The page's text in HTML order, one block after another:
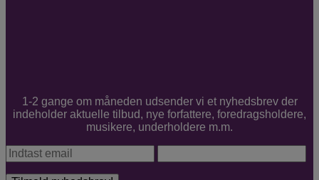
1-2 gange om måneden udsender vi et nyhedsbrev der
indeholder aktuelle tilbud, nye forfattere, foredragsholdere,
musikere, underholdere m.m.